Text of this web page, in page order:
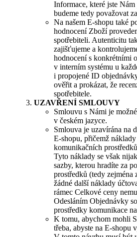
Informace, které jste
budeme tedy považovat
Na našem E-shopu také
hodnocení Zboží
spotřebiteli. Autenticitu
zajišťujeme a
hodnocení s konkrétními
v interním systému u
i propojené ID
ověřit a prokázat, že
spotřebitele.
UZAVŘENÍ SMLOUVY
Smlouvu s Námi je
v českém jazyce.
Smlouva je uzavírána na
E-shopu, přičemž
komunikačních
Tyto náklady se však
sazby, kterou hradíte za
prostředků (tedy zejména
žádné další náklady
rámec Celkové ceny
Odesláním Objednávky
prostředky komunikace
K tomu, abychom mohli
třeba, abyste na E-shopu